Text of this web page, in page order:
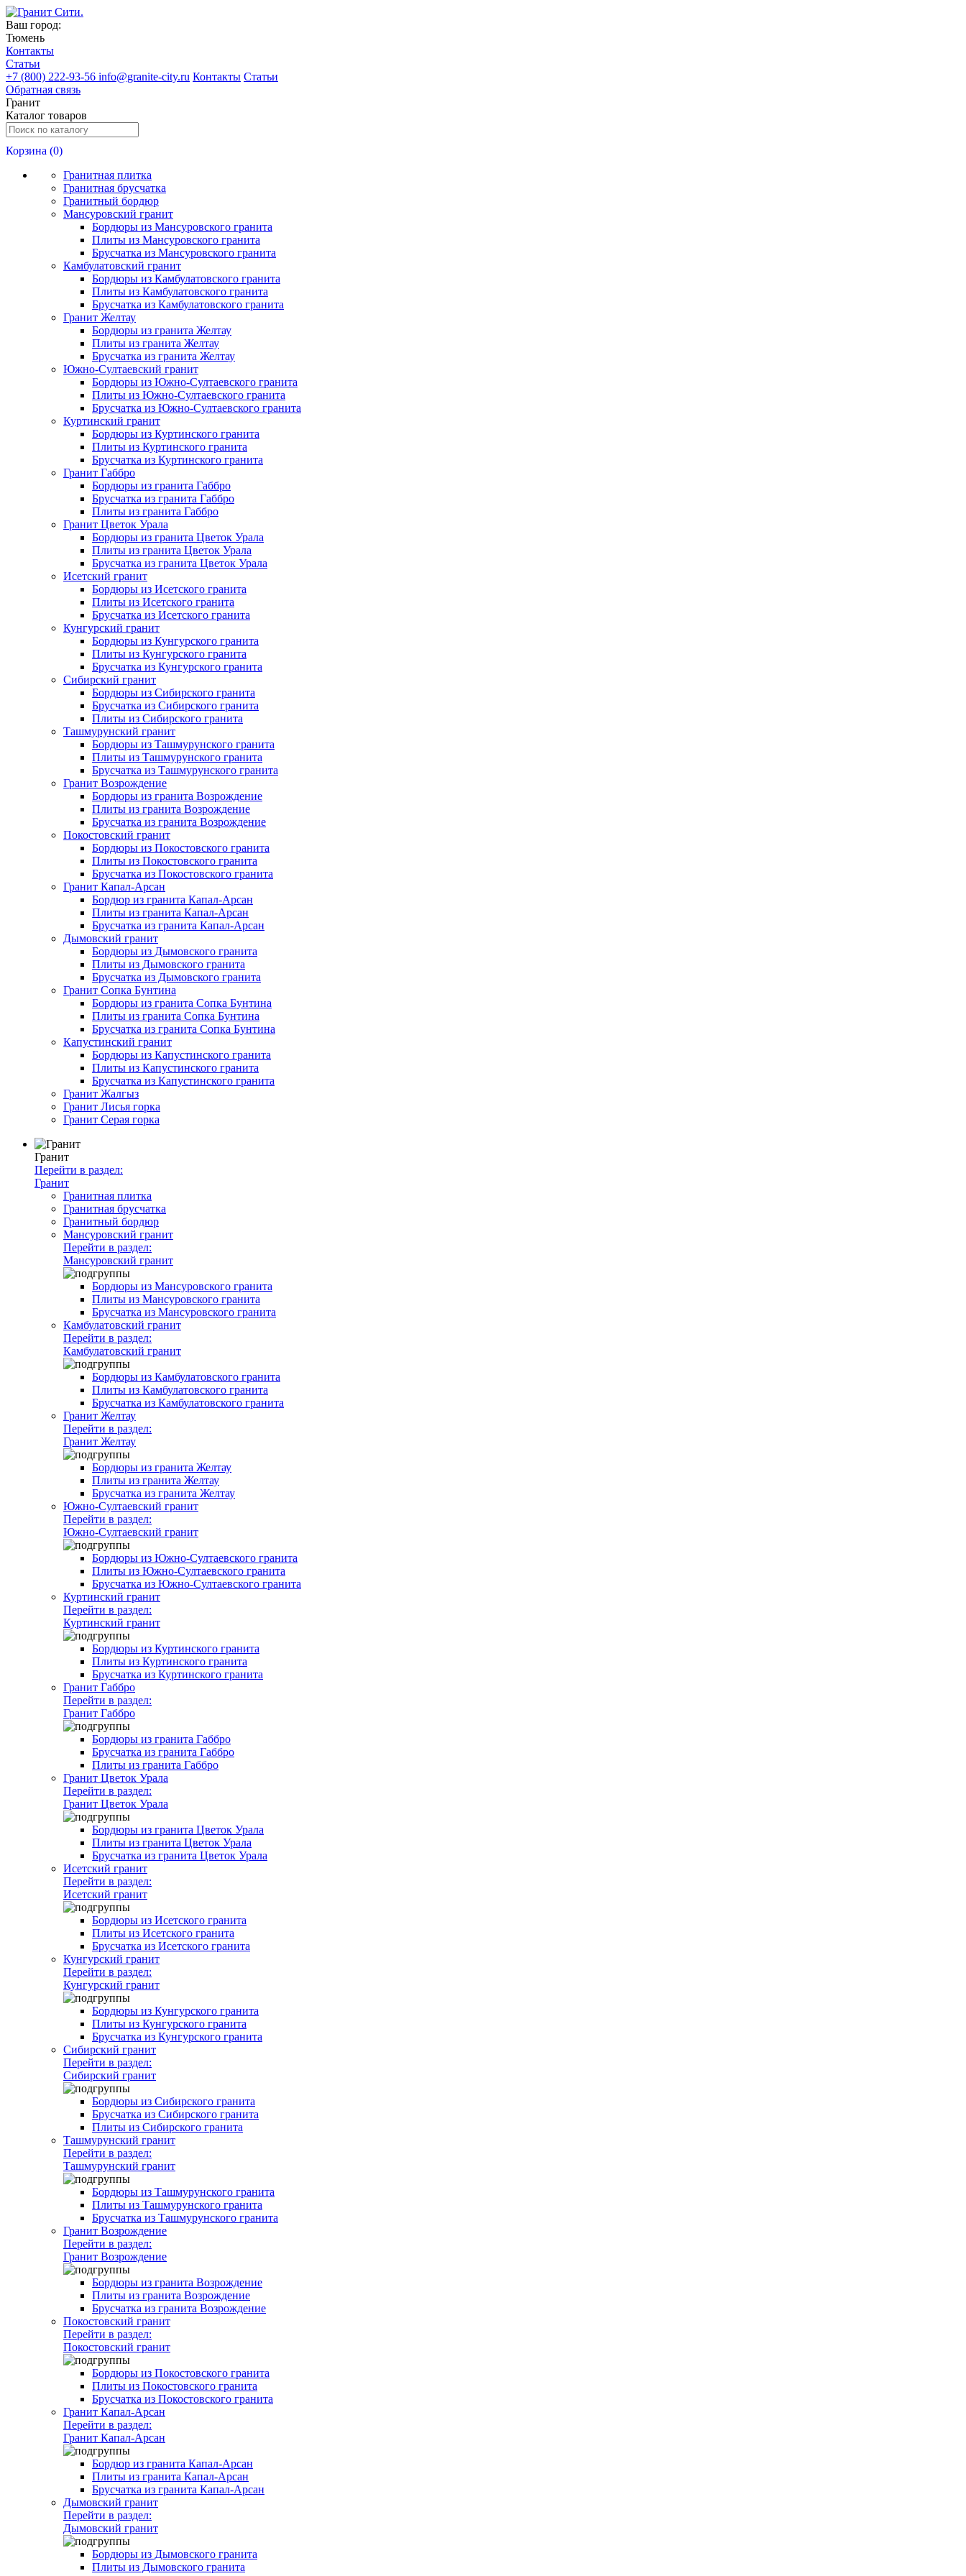
Ваш город:
Тюмень
Контакты
Статьи
+7 (800) 222-93-56 info@granite-city.ru Контакты Статьи
Обратная связь
Гранит
Каталог товаров
Корзина (0)
Гранитная плитка
Гранитная брусчатка
Гранитный бордюр
Мансуровский гранит
Бордюры из Мансуровского гранита
Плиты из Мансуровского гранита
Брусчатка из Мансуровского гранита
Камбулатовский гранит
Бордюры из Камбулатовского гранита
Плиты из Камбулатовского гранита
Брусчатка из Камбулатовского гранита
Гранит Желтау
Бордюры из гранита Желтау
Плиты из гранита Желтау
Брусчатка из гранита Желтау
Южно-Султаевский гранит
Бордюры из Южно-Султаевского гранита
Плиты из Южно-Султаевского гранита
Брусчатка из Южно-Султаевского гранита
Куртинский гранит
Бордюры из Куртинского гранита
Плиты из Куртинского гранита
Брусчатка из Куртинского гранита
Гранит Габбро
Бордюры из гранита Габбро
Брусчатка из гранита Габбро
Плиты из гранита Габбро
Гранит Цветок Урала
Бордюры из гранита Цветок Урала
Плиты из гранита Цветок Урала
Брусчатка из гранита Цветок Урала
Исетский гранит
Бордюры из Исетского гранита
Плиты из Исетского гранита
Брусчатка из Исетского гранита
Кунгурский гранит
Бордюры из Кунгурского гранита
Плиты из Кунгурского гранита
Брусчатка из Кунгурского гранита
Сибирский гранит
Бордюры из Сибирского гранита
Брусчатка из Сибирского гранита
Плиты из Сибирского гранита
Ташмурунский гранит
Бордюры из Ташмурунского гранита
Плиты из Ташмурунского гранита
Брусчатка из Ташмурунского гранита
Гранит Возрождение
Бордюры из гранита Возрождение
Плиты из гранита Возрождение
Брусчатка из гранита Возрождение
Покостовский гранит
Бордюры из Покостовского гранита
Плиты из Покостовского гранита
Брусчатка из Покостовского гранита
Гранит Капал-Арсан
Бордюр из гранита Капал-Арсан
Плиты из гранита Капал-Арсан
Брусчатка из гранита Капал-Арсан
Дымовский гранит
Бордюры из Дымовского гранита
Плиты из Дымовского гранита
Брусчатка из Дымовского гранита
Гранит Сопка Бунтина
Бордюры из гранита Сопка Бунтина
Плиты из гранита Сопка Бунтина
Брусчатка из гранита Сопка Бунтина
Капустинский гранит
Бордюры из Капустинского гранита
Плиты из Капустинского гранита
Брусчатка из Капустинского гранита
Гранит Жалгыз
Гранит Лисья горка
Гранит Серая горка
Гранит
Перейти в раздел:
Гранит
Гранитная плитка
Гранитная брусчатка
Гранитный бордюр
Мансуровский гранит
Перейти в раздел:
Мансуровский гранит
Бордюры из Мансуровского гранита
Плиты из Мансуровского гранита
Брусчатка из Мансуровского гранита
Камбулатовский гранит
Перейти в раздел:
Камбулатовский гранит
Бордюры из Камбулатовского гранита
Плиты из Камбулатовского гранита
Брусчатка из Камбулатовского гранита
Гранит Желтау
Перейти в раздел:
Гранит Желтау
Бордюры из гранита Желтау
Плиты из гранита Желтау
Брусчатка из гранита Желтау
Южно-Султаевский гранит
Перейти в раздел:
Южно-Султаевский гранит
Бордюры из Южно-Султаевского гранита
Плиты из Южно-Султаевского гранита
Брусчатка из Южно-Султаевского гранита
Куртинский гранит
Перейти в раздел:
Куртинский гранит
Бордюры из Куртинского гранита
Плиты из Куртинского гранита
Брусчатка из Куртинского гранита
Гранит Габбро
Перейти в раздел:
Гранит Габбро
Бордюры из гранита Габбро
Брусчатка из гранита Габбро
Плиты из гранита Габбро
Гранит Цветок Урала
Перейти в раздел:
Гранит Цветок Урала
Бордюры из гранита Цветок Урала
Плиты из гранита Цветок Урала
Брусчатка из гранита Цветок Урала
Исетский гранит
Перейти в раздел:
Исетский гранит
Бордюры из Исетского гранита
Плиты из Исетского гранита
Брусчатка из Исетского гранита
Кунгурский гранит
Перейти в раздел:
Кунгурский гранит
Бордюры из Кунгурского гранита
Плиты из Кунгурского гранита
Брусчатка из Кунгурского гранита
Сибирский гранит
Перейти в раздел:
Сибирский гранит
Бордюры из Сибирского гранита
Брусчатка из Сибирского гранита
Плиты из Сибирского гранита
Ташмурунский гранит
Перейти в раздел:
Ташмурунский гранит
Бордюры из Ташмурунского гранита
Плиты из Ташмурунского гранита
Брусчатка из Ташмурунского гранита
Гранит Возрождение
Перейти в раздел:
Гранит Возрождение
Бордюры из гранита Возрождение
Плиты из гранита Возрождение
Брусчатка из гранита Возрождение
Покостовский гранит
Перейти в раздел:
Покостовский гранит
Бордюры из Покостовского гранита
Плиты из Покостовского гранита
Брусчатка из Покостовского гранита
Гранит Капал-Арсан
Перейти в раздел:
Гранит Капал-Арсан
Бордюр из гранита Капал-Арсан
Плиты из гранита Капал-Арсан
Брусчатка из гранита Капал-Арсан
Дымовский гранит
Перейти в раздел:
Дымовский гранит
Бордюры из Дымовского гранита
Плиты из Дымовского гранита